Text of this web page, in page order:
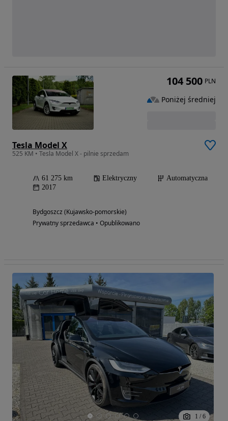
Tesla Model X
525 KM • Tesla Model X - pilnie sprzedam
61 275 km Elektryczny
Automatyczna
2017
Bydgoszcz (Kujawsko-pomorskie)
Prywatny sprzedawca • Opublikowano
104 500 PLN
Poniżej średniej
1 / 6